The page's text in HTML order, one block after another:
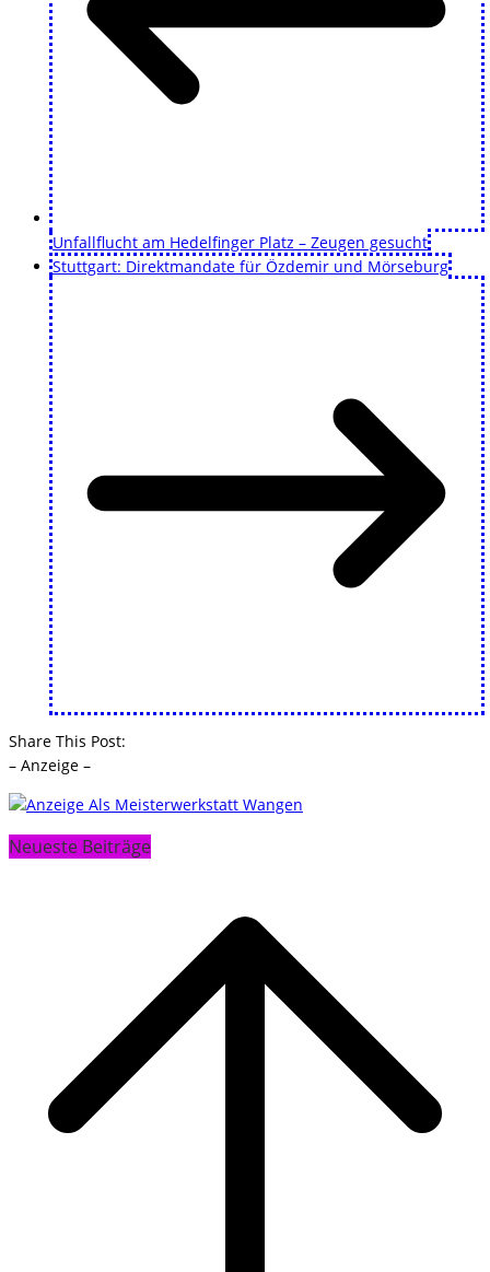
Unfallflucht am Hedelfinger Platz – Zeugen gesucht
Stuttgart: Direktmandate für Özdemir und Mörseburg
Share This Post:
– Anzeige –
Neueste Beiträge